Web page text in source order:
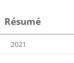
Résumé
2021